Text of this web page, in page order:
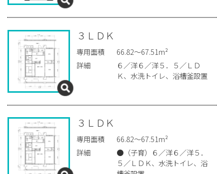
３ＬＤＫ
専用面積
66.82～67.51m²
詳細
６／洋６／洋５．５／ＬＤ
Ｋ、水洗トイレ、浴槽釜設置
３ＬＤＫ
専用面積
66.82～67.51m²
詳細
●（子育）６／洋６／洋５．
５／ＬＤＫ、水洗トイレ、浴